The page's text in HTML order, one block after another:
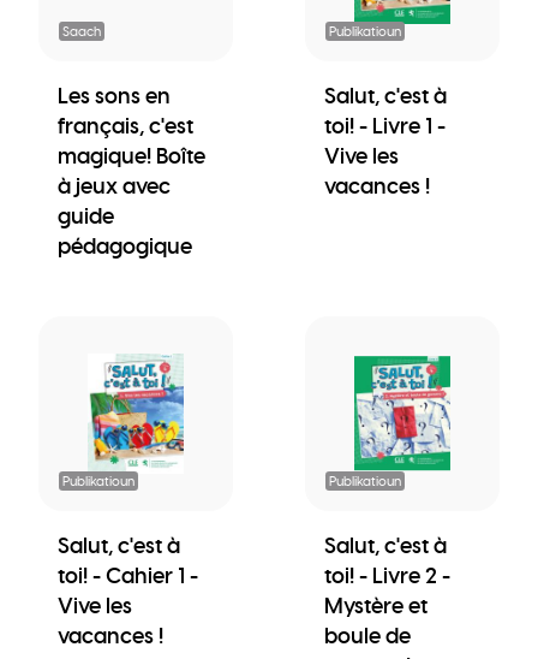
Saach
Les sons en
français, c'est
magique! Boîte
à jeux avec
guide
pédagogique
Publikatioun
Salut, c'est à
toi! - Livre 1 -
Vive les
vacances !
Publikatioun
Salut, c'est à
toi! - Cahier 1 -
Vive les
vacances !
Publikatioun
Salut, c'est à
toi! - Livre 2 -
Mystère et
boule de